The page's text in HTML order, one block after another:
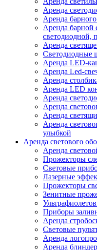
Аренда
Аренда
Аренда барной
светодиодной,
Аренда
Светодиодные
Аренда LED-
Аренда Led-
Аренда
Аренда LED
Аренда
Аренда
Аренда
Аренда
улыбкой
Аренда светового
Аренда
Прожекторы
Световые
Лазерные
Прожекторы
Зенитные
Приборы
Аренда
Световые
Аренда
Аренда